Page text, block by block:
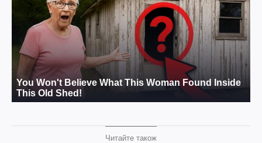
Читайте також